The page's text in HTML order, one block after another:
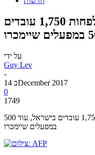
ההסתדרות: טבע תפטר לפחות 1,750 עובדים
על ידי
Guy Lev
-
14 בDecember 2017
0
1749
ההסתדרות: טבע תפטר לפחות 1,750 עובדים בישראל, עוד 500
במפעלים שיימכרו